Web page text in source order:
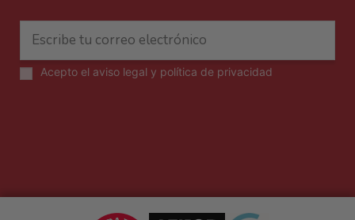
Acepto el aviso legal y política de privacidad